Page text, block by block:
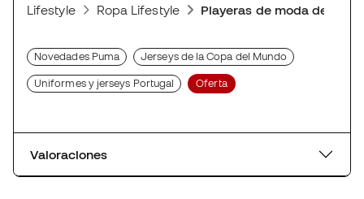
Lifestyle Ropa Lifestyle Playeras de moda
Novedades Puma Jerseys de la Copa del Mundo
Uniformes y jerseys Portugal Oferta
Valoraciones